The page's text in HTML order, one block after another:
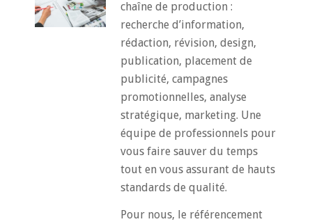
chaîne de production :
recherche d’information,
rédaction, révision, design,
publication, placement de
publicité, campagnes
promotionnelles, analyse
stratégique, marketing. Une
équipe de professionnels pour
vous faire sauver du temps
tout en vous assurant de hauts
standards de qualité.
Pour nous, le référencement